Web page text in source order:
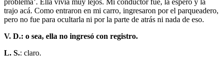
trajo acá. Como entraron en mi carro, ingresaron por el parqueadero,
pero no fue para ocultarla ni por la parte de atrás ni nada de eso.
V. D.: o sea, ella no ingresó con registro.
L. S.: claro.